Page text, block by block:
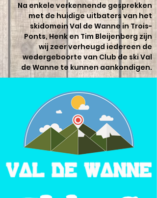
Na enkele verkennende gesprekken
met de huidige uitbaters van het
skidomein Val de Wanne in Trois-
Ponts, Henk en Tim Bleijenberg zijn
wij zeer verheugd iedereen de
wedergeboorte van Club de ski Val
de Wanne te kunnen aankondigen.